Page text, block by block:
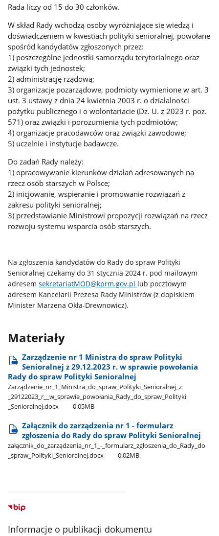
Rada liczy od 15 do 30 członków.
W skład Rady wchodzą osoby wyróżniające się wiedzą i
doświadczeniem w kwestiach polityki senioralnej, powołane
spośród kandydatów zgłoszonych przez:
1) poszczególne jednostki samorządu terytorialnego oraz
związki tych jednostek;
2) administrację rządową;
3) organizacje pozarządowe, podmioty wymienione w art. 3
ust. 3 ustawy z dnia 24 kwietnia 2003 r. o działalności
pożytku publicznego i o wolontariacie (Dz. U. z 2023 r. poz.
571) oraz związki i porozumienia tych podmiotów;
4) organizacje pracodawców oraz związki zawodowe;
5) uczelnie i instytucje badawcze.
Do zadań Rady należy:
1) opracowywanie kierunków działań adresowanych na
rzecz osób starszych w Polsce;
2) inicjowanie, wspieranie i promowanie rozwiązań z
zakresu polityki senioralnej;
3) przedstawianie Ministrowi propozycji rozwiązań na rzecz
rozwoju systemu wsparcia osób starszych.
Na zgłoszenia kandydatów do Rady do spraw Polityki
Senioralnej czekamy do 31 stycznia 2024 r. pod mailowym
adresemsekretariatMOD@kprm.gov.pl lub pocztowym
adresem Kancelarii Prezesa Rady Ministrów (z dopiskiem
Minister Marzena Okła-Drewnowicz).
Materiały
Zarządzenie nr 1 Ministra do spraw Polityki
Senioralnej z 29.12.2023 r. w sprawie powołania
Rady do spraw Polityki Senioralnej
Zarządzenie​_nr​_1​_Ministra​_do​_spraw​_Polityki​_Senioralnej​_z​
_29122023​_r​_​_w​_sprawie​_powołania​_Rady​_do​_spraw​_Polityki​
_Senioralnej.docx
0.05MB
Załącznik do zarządzenia nr 1 - formularz
zgłoszenia do Rady do spraw Polityki Senioralnej
załącznik​_do​_zarządzenia​_nr​_1​_-​_formularz​_zgłoszenia​_do​_Rady​_do​
_spraw​_Polityki​_Senioralnej.docx
0.02MB
Informacje o publikacji dokumentu